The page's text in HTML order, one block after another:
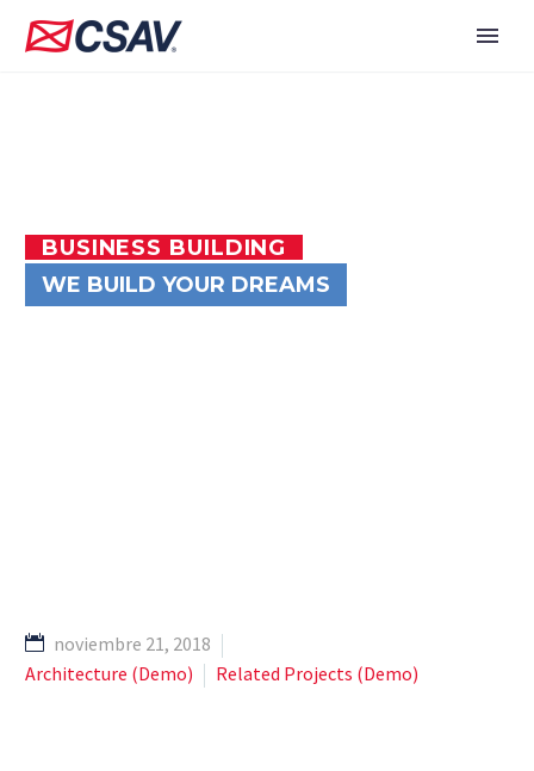
BUSINESS BUILDING
WE BUILD YOUR DREAMS
noviembre 21, 2018
Architecture (Demo)
Related Projects (Demo)